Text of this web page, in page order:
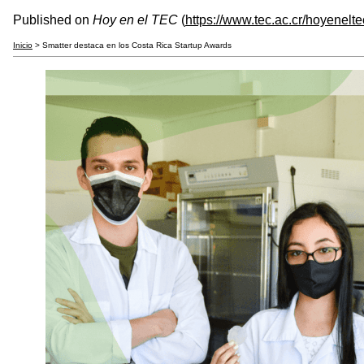
Published on Hoy en el TEC (https://www.tec.ac.cr/
Inicio > Smatter destaca en los Costa Rica Startup Awards